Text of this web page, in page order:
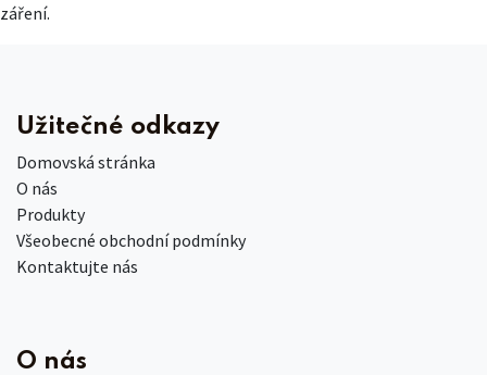
záření.
Užitečné odkazy
Domovská stránka
O nás
Produkty
Všeobecné obchodní podmínky
Kontaktujte nás
O nás